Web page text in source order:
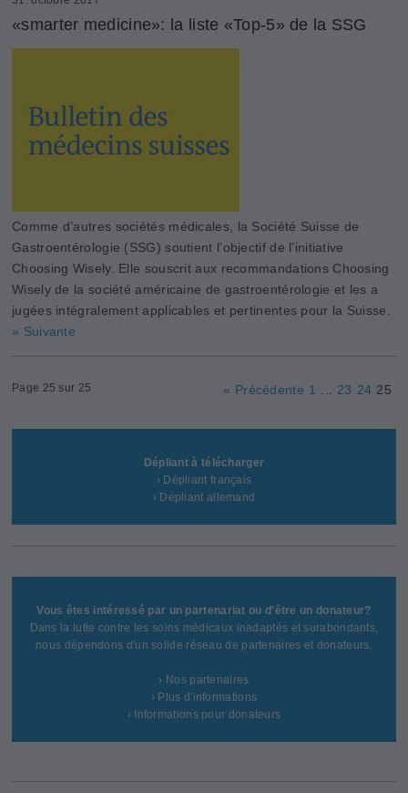
«smarter medicine»: la liste «Top-5» de la SSG
Comme d’autres sociétés médicales, la Société Suisse de
Gastroentérologie (SSG) soutient l’objectif de l’initiative
Choosing Wisely. Elle souscrit aux recommandations Choosing
Wisely de la société américaine de gastroentérologie et les a
jugées intégralement applicables et pertinentes pour la Suisse.
» Suivante
Page 25 sur 25 « Précédente 1 23 24 25
Dépliant à télécharger
› Dépliant français
› Dépliant allemand
Vous êtes intéressé par un partenariat ou d'être un donateur?
Dans la lutte contre les soins médicaux inadaptés et surabondants,
nous dépendons d'un solide réseau de partenaires et donateurs.
› Nos partenaires
› Plus d'informations
› Informations pour donateurs